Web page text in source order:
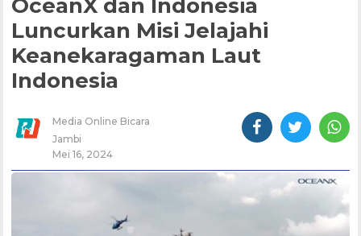
OceanX dan Indonesia
Luncurkan Misi Jelajahi
Keanekaragaman Laut
Indonesia
Media Online Bicara
Jambi
Mei 16, 2024